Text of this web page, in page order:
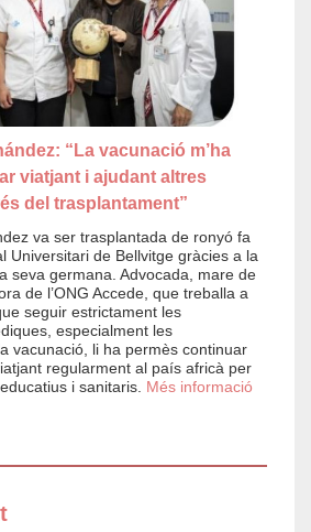
“La vacunació m’ha
viatjant i ajudant altres
del trasplantament”
va ser trasplantada de ronyó fa
Universitari de Bellvitge gràcies a la
seva germana. Advocada, mare de
de l’ONG Accede, que treballa a
seguir estrictament les
especialment les
vacunació, li ha permès continuar
regularment al país africà per
i sanitaris. Més informació